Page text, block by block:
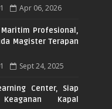
Apr 06, 2026
Profesional,
Magister Terapan
Sept 24, 2025
Center, Siap
Kapal